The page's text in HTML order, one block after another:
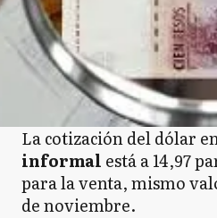
La cotización del dólar
informal está a 14,97
para la venta, mismo
de noviembre.